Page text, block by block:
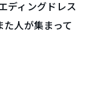
ディングドレス
た人が集まって